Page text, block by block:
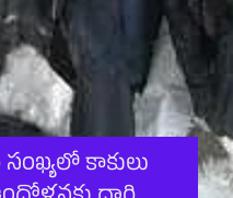
కాకులు